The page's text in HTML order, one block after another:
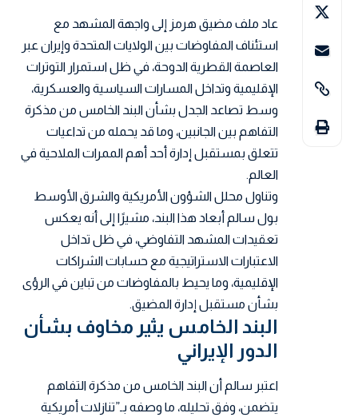
عاد ملف مضيق هرمز إلى واجهة المشهد مع
استئناف المفاوضات بين الولايات المتحدة وإيران عبر
العاصمة القطرية الدوحة، في ظل استمرار التوترات
الإقليمية وتداخل المسارات السياسية والعسكرية،
وسط تصاعد الجدل بشأن البند الخامس من مذكرة
التفاهم بين الجانبين، وما قد يحمله من تداعيات
تتعلق بمستقبل إدارة أحد أهم الممرات الملاحية في
العالم.
وتناول محلل الشؤون الأمريكية والشرق الأوسط
بول سالم أبعاد هذا البند، مشيرًا إلى أنه يعكس
تعقيدات المشهد التفاوضي، في ظل تداخل
الاعتبارات الاستراتيجية مع حسابات الشراكات
الإقليمية، وما يحيط بالمفاوضات من تباين في الرؤى
بشأن مستقبل إدارة المضيق.
البند الخامس يثير مخاوف بشأن
الدور الإيراني
اعتبر سالم أن البند الخامس من مذكرة التفاهم
يتضمن، وفق تحليله، ما وصفه بـ”تنازلات أمريكية